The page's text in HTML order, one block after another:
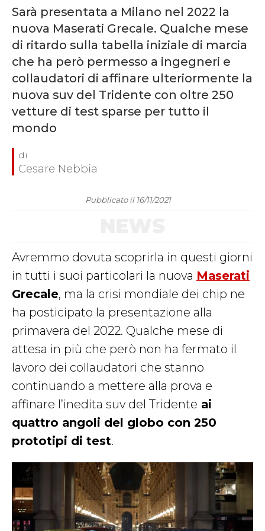
Sarà presentata a Milano nel 2022 la
nuova Maserati Grecale. Qualche mese
di ritardo sulla tabella iniziale di marcia
che ha però permesso a ingegneri e
collaudatori di affinare ulteriormente la
nuova suv del Tridente con oltre 250
vetture di test sparse per tutto il
mondo
Cesare Nebbia
Pubblicato il 16/11/2021
Avremmo dovuta scoprirla in questi giorni
in tutti i suoi particolari la nuova Maserati
Grecale, ma la crisi mondiale dei chip ne
ha posticipato la presentazione alla
primavera del 2022. Qualche mese di
attesa in più che però non ha fermato il
lavoro dei collaudatori che stanno
continuando a mettere alla prova e
affinare l’inedita suv del Tridente ai
quattro angoli del globo con 250
prototipi di test.